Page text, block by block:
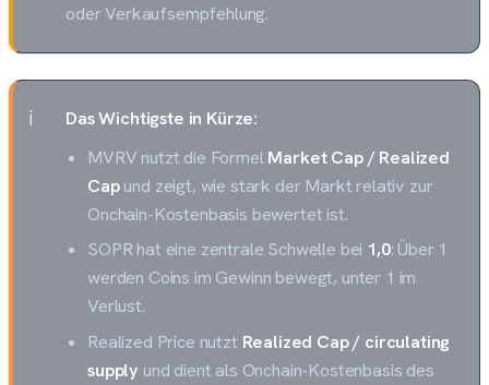
oder Verkaufsempfehlung.
Das Wichtigste in Kürze:
MVRV nutzt die FormelMarket Cap / Realized
Capund zeigt, wie stark der Markt relativ zur
Onchain-Kostenbasis bewertet ist.
SOPR hat eine zentrale Schwelle bei 1,0: Über 1
werden Coins im Gewinn bewegt, unter 1 im
Verlust.
Realized Price nutzt Realized Cap / circulating
supply und dient als Onchain-Kostenbasis des